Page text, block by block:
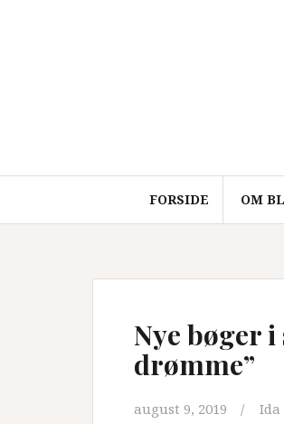
FORSIDE OM
Nye bøger
drømme”
august 9, 2019 Ida